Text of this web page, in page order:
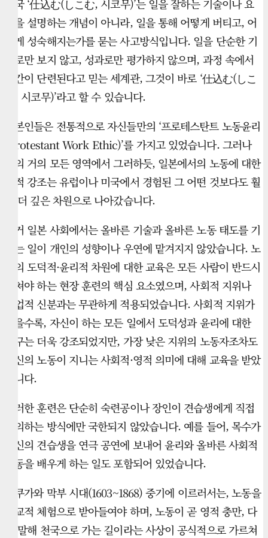
결국 ‘仕込む(しこむ, 시코무)’는 일을 잘하는 기술이나 요
령을 설명하는 개념이 아니라, 일을 통해 어떻게 버티고, 어
떻게 성숙해지는가를 묻는 사고방식입니다. 일을 단순한 기
술로만 보지 않고, 성과로만 평가하지 않으며, 과정 속에서
인간이 단련된다고 믿는 세계관, 그것이 바로 ‘仕込む(しこ
む, 시코무)’라고 할 수 있습니다.
일본인들은 전통적으로 자신들만의 ‘프로테스탄트 노동윤리
(Protestant Work Ethic)’를 가지고 있었습니다. 그러나
삶의 거의 모든 영역에서 그러하듯, 일본에서의 노동에 대한
영적 강조는 유럽이나 미국에서 경험된 그 어떤 것보다도 훨
씬 더 깊은 차원으로 나아갔습니다.
과거 일본 사회에서는 올바른 기술과 올바른 노동 태도를 기
르는 일이 개인의 성향이나 우연에 맡겨지지 않았습니다. 노
동의 도덕적·윤리적 차원에 대한 교육은 모든 사람이 반드시
거쳐야 하는 현장 훈련의 핵심 요소였으며, 사회적 지위나
직업적 신분과는 무관하게 적용되었습니다. 사회적 지위가
높을수록, 자신이 하는 모든 일에서 도덕성과 윤리에 대한
요구는 더욱 강조되었지만, 가장 낮은 지위의 노동자조차도
자신의 노동이 지니는 사회적·영적 의미에 대해 교육을 받았
습니다.
이러한 훈련은 단순히 숙련공이나 장인이 견습생에게 직접
강의하는 방식에만 국한되지 않았습니다. 예를 들어, 목수가
자신의 견습생을 연극 공연에 보내어 윤리와 올바른 사회적
행동을 배우게 하는 일도 포함되어 있었습니다.
도쿠가와 막부 시대(1603~1868) 중기에 이르러서는, 노동을
종교적 체험으로 받아들여야 하며, 노동이 곧 영적 충만, 다
시 말해 천국으로 가는 길이라는 사상이 공식적으로 가르쳐